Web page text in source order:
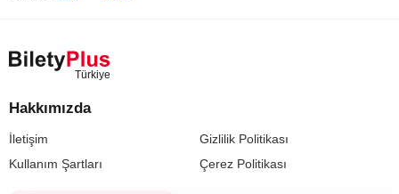
Hakkımızda
İletişim
Gizlilik Politikası
Kullanım Şartları
Çerez Politikası